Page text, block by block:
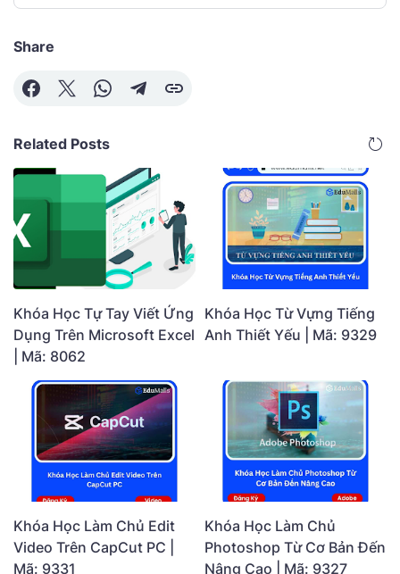
Share
Related Posts
Khóa Học Tự Tay Viết Ứng
Dụng Trên Microsoft Excel
| Mã: 8062
Khóa Học Từ Vựng Tiếng
Anh Thiết Yếu | Mã: 9329
Khóa Học Làm Chủ Edit
Video Trên CapCut PC |
Mã: 9331
Khóa Học Làm Chủ
Photoshop Từ Cơ Bản Đến
Nâng Cao | Mã: 9327